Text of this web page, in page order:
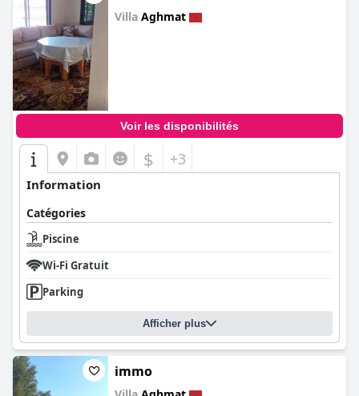
Villa Aghmat
Voir les disponibilités
$ +3
Information
Catégories
Piscine
Wi-Fi Gratuit
Parking
Afficher plus
immo